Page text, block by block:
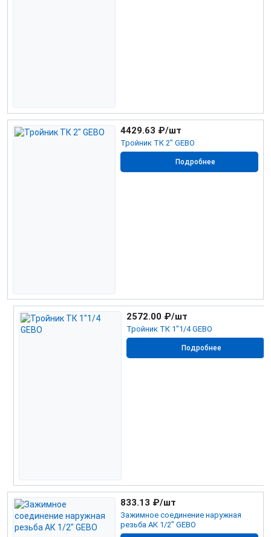
Тройник ТК 2" GEBO
4429.63 ₽/шт
Подробнее
Тройник ТК 1"1/4 GEBO
2572.00 ₽/шт
Подробнее
Зажимное соединение наружная
резьба АК 1/2" GEBO
833.13 ₽/шт